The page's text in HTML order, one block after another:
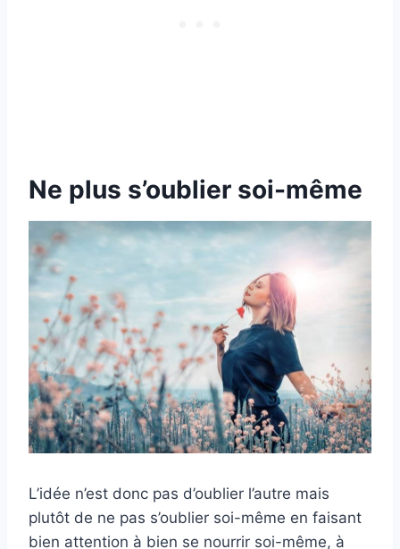
Ne plus s’oublier soi-même
L’idée n’est donc pas d’oublier l’autre mais
plutôt de ne pas s’oublier soi-même en faisant
bien attention à bien se nourrir soi-même, à